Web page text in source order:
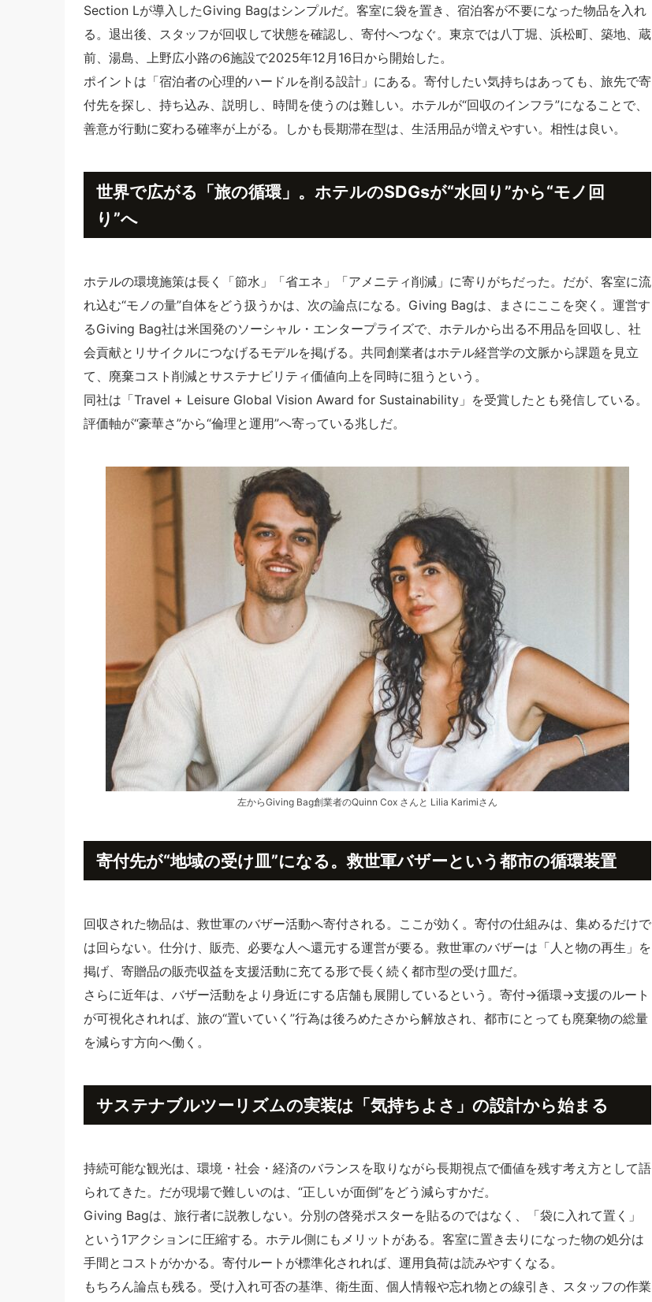
Section Lが導入したGiving Bagはシンプルだ。客室に袋を置き、宿泊客が不要になった物品を入れ
る。退出後、スタッフが回収して状態を確認し、寄付へつなぐ。東京では八丁堀、浜松町、築地、蔵
前、湯島、上野広小路の6施設で2025年12月16日から開始した。
ポイントは「宿泊者の心理的ハードルを削る設計」にある。寄付したい気持ちはあっても、旅先で寄
付先を探し、持ち込み、説明し、時間を使うのは難しい。ホテルが“回収のインフラ”になることで、
善意が行動に変わる確率が上がる。しかも長期滞在型は、生活用品が増えやすい。相性は良い。
世界で広がる「旅の循環」。ホテルのSDGsが“水回り”から“モノ回
り”へ
ホテルの環境施策は長く「節水」「省エネ」「アメニティ削減」に寄りがちだった。だが、客室に流
れ込む“モノの量”自体をどう扱うかは、次の論点になる。Giving Bagは、まさにここを突く。運営す
るGiving Bag社は米国発のソーシャル・エンタープライズで、ホテルから出る不用品を回収し、社
会貢献とリサイクルにつなげるモデルを掲げる。共同創業者はホテル経営学の文脈から課題を見立
て、廃棄コスト削減とサステナビリティ価値向上を同時に狙うという。
同社は「Travel + Leisure Global Vision Award for Sustainability」を受賞したとも発信している。
評価軸が“豪華さ”から“倫理と運用”へ寄っている兆しだ。
左からGiving Bag創業者のQuinn Cox さんと Lilia Karimiさん
寄付先が“地域の受け皿”になる。救世軍バザーという都市の循環装置
回収された物品は、救世軍のバザー活動へ寄付される。ここが効く。寄付の仕組みは、集めるだけで
は回らない。仕分け、販売、必要な人へ還元する運営が要る。救世軍のバザーは「人と物の再生」を
掲げ、寄贈品の販売収益を支援活動に充てる形で長く続く都市型の受け皿だ。
さらに近年は、バザー活動をより身近にする店舗も展開しているという。寄付→循環→支援のルート
が可視化されれば、旅の“置いていく”行為は後ろめたさから解放され、都市にとっても廃棄物の総量
を減らす方向へ働く。
サステナブルツーリズムの実装は「気持ちよさ」の設計から始まる
持続可能な観光は、環境・社会・経済のバランスを取りながら長期視点で価値を残す考え方として語
られてきた。だが現場で難しいのは、“正しいが面倒”をどう減らすかだ。
Giving Bagは、旅行者に説教しない。分別の啓発ポスターを貼るのではなく、「袋に入れて置く」
という1アクションに圧縮する。ホテル側にもメリットがある。客室に置き去りになった物の処分は
手間とコストがかかる。寄付ルートが標準化されれば、運用負荷は読みやすくなる。
もちろん論点も残る。受け入れ可否の基準、衛生面、個人情報や忘れ物との線引き、スタッフの作業